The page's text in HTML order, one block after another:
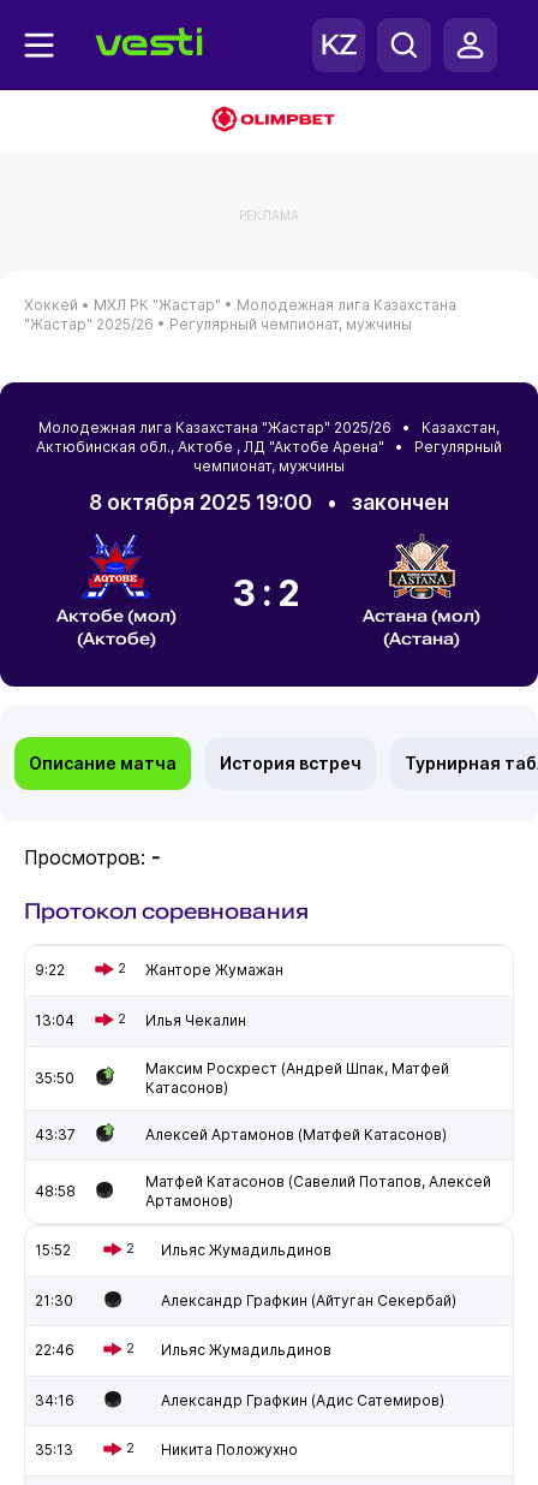
РЕКЛАМА
Хоккей • МХЛ РК "Жастар" • Молодежная лига Казахстана
"Жастар" 2025/26 • Регулярный чемпионат, мужчины
Молодежная лига Казахстана "Жастар" 2025/26 • Казахстан,
Актюбинская обл., Актобе , ЛД "Актобе Арена" • Регулярный
чемпионат, мужчины
8 октября 2025 19:00 • закончен
Актобе (мол)
(Актобе)
3:2
Астана (мол)
(Астана)
Описание матча История встреч Турнирная
Просмотров: -
Протокол соревнования
9:22 2 Жанторе Жумажан
13:04 2 Илья Чекалин
35:50
Максим Росхрест (Андрей Шпак, Матфей
Катасонов)
43:37 Алексей Артамонов (Матфей Катасонов)
48:58
Матфей Катасонов (Савелий Потапов, Алексей
Артамонов)
15:52 2 Ильяс Жумадильдинов
21:30 Александр Графкин (Айтуган Секербай)
22:46 2 Ильяс Жумадильдинов
34:16 Александр Графкин (Адис Сатемиров)
35:13 2 Никита Положухно